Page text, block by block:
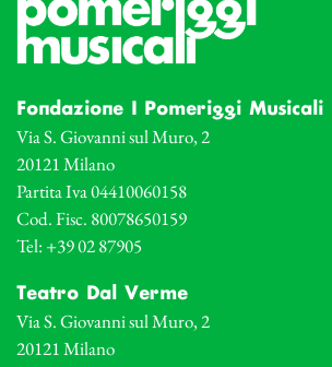
Fondazione I Pomeriggi Musicali
Via S. Giovanni sul Muro, 2
20121 Milano
Partita Iva 04410060158
Cod. Fisc. 80078650159
Tel: +39 02 87905
Teatro Dal Verme
Via S. Giovanni sul Muro, 2
20121 Milano